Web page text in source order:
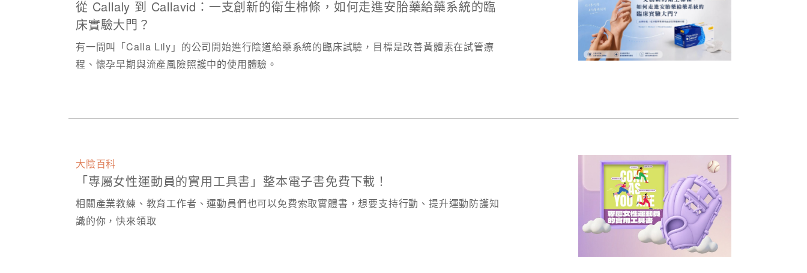
從 Callaly 到 Callavid：一支創新的衛生棉條，如何走進安胎藥給藥系統的臨
床實驗大門？
有一間叫「Calla Lily」的公司開始進行陰道給藥系統的臨床試驗，目標是改善黃體素在試管療
程、懷孕早期與流產風險照護中的使用體驗。
大陰百科
「專屬女性運動員的實用工具書」整本電子書免費下載！
相關產業教練、教育工作者、運動員們也可以免費索取實體書，想要支持行動、提升運動防護知
識的你，快來領取